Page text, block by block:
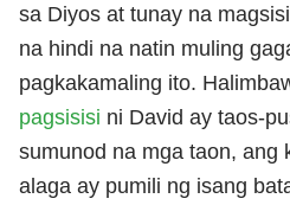
sa Diyos at tunay na
na hindi na natin muling
pagkakamaling ito.
pagsisisi ni David ay taos-
sumunod na mga taon, ang
alaga ay pumili ng isang